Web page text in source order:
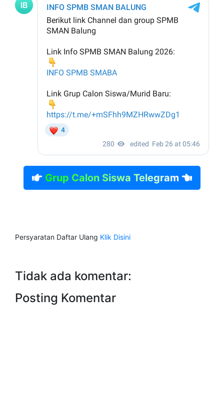
Grup Calon Siswa Telegram
Persyaratan Daftar Ulang Klik Disini
Tidak ada komentar:
Posting Komentar